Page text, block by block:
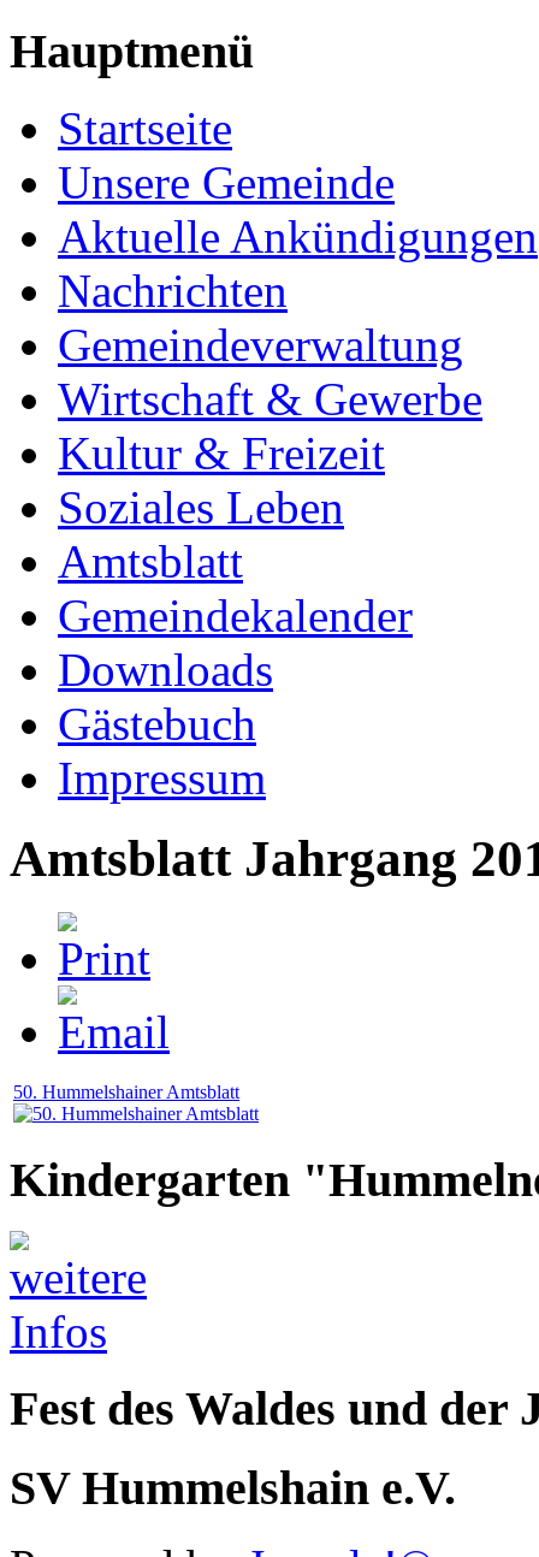
Hauptmenü
Startseite
Unsere Gemeinde
Aktuelle Ankündigungen
Nachrichten
Gemeindeverwaltung
Wirtschaft & Gewerbe
Kultur & Freizeit
Soziales Leben
Amtsblatt
Gemeindekalender
Downloads
Gästebuch
Impressum
Amtsblatt Jahrgang
50. Hummelshainer Amtsblatt
Kindergarten
Fest des Waldes und der
SV Hummelshain e.V.